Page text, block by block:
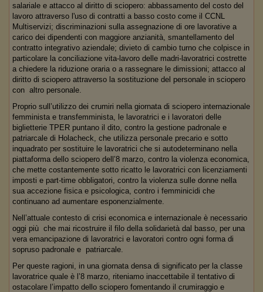
salariale e attacco al diritto di sciopero: abbassamento del costo del
lavoro attraverso l'uso di contratti a basso costo come il CCNL
Multiservizi; discriminazioni sulla assegnazione di ore lavorative a
carico dei dipendenti con maggiore anzianità, smantellamento del
contratto integrativo aziendale; divieto di cambio turno che colpisce in
particolare la conciliazione vita-lavoro delle madri-lavoratrici costrette
a chiedere la riduzione oraria o a rassegnare le dimissioni; attacco al
diritto di sciopero attraverso la sostituzione del personale in sciopero
con altro personale.
Proprio sull’utilizzo dei crumiri nella giornata di sciopero internazionale
femminista e transfemminista, le lavoratrici e i lavoratori delle
biglietterie TPER puntano il dito, contro la gestione padronale e
patriarcale di Holacheck, che utilizza personale precario e sotto
inquadrato per sostituire le lavoratrici che si autodeterminano nella
piattaforma dello sciopero dell’8 marzo, contro la violenza economica,
che mette costantemente sotto ricatto le lavoratrici con licenziamenti
imposti e part-time obbligatori, contro la violenza sulle donne nella
sua accezione fisica e psicologica, contro i femminicidi che
continuano ad aumentare esponenzialmente.
Nell’attuale contesto di crisi economica e internazionale è necessario
oggi più che mai ricostruire il filo della solidarietà dal basso, per una
vera emancipazione di lavoratrici e lavoratori contro ogni forma di
sopruso padronale e patriarcale.
Per queste ragioni, in una giornata densa di significato per la classe
lavoratrice quale è l’8 marzo, riteniamo inaccettabile il tentativo di
ostacolare l’impatto dello sciopero fomentando il crumiraggio e